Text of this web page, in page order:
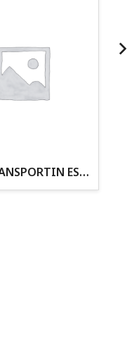
YAGU TRANSPORTIN ESPUMA CAMUFLAJE Nº1 36x30x28